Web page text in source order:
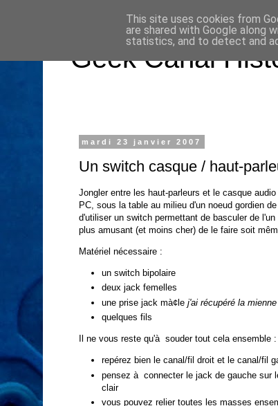
Geek Canal
mardi 23 janvier 2007
Un switch casque / haut-
Jongler entre les haut-parleurs et le casque
PC, sous la table au milieu d'un noeud gordien
d'utiliser un switch permettant de basculer de
plus amusant (et moins cher) de le faire soit
Matériel nécessaire :
un switch bipolaire
deux jack femelles
une prise jack mà¢le j'ai récupéré la
quelques fils
Il ne vous reste qu'à souder tout cela ensemble :
repérez bien le canal/fil droit et le canal/fil
pensez à connecter le jack de gauche sur
clair
vous pouvez relier toutes les masses
This site uses cookies from
are shared with Google along
statistics, and to detect and